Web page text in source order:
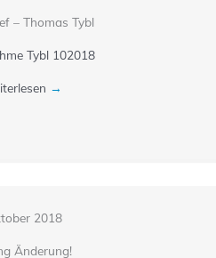
– Thomas Tybl
Tybl 102018
→
2018
Änderung!